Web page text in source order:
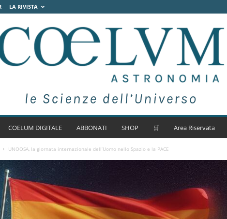
LA RIVISTA
COELUM DIGITALE ABBONATI SHOP 🛒 Area Riservata
UNOOSA, la giornata internazionale dell’Uomo nello Spazio e la PACE